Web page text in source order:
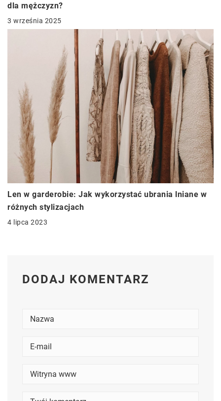
dla mężczyzn?
3 września 2025
Len w garderobie: Jak wykorzystać ubrania lniane w
różnych stylizacjach
4 lipca 2023
DODAJ KOMENTARZ